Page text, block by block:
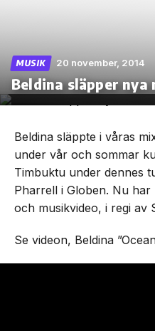
Skip
the
MUSIK 20 november, 2014
Beldina släpper nya
Beldina släppte i våras
under vår och sommar
Timbuktu under dennes
Pharrell i Globen. Nu har
och musikvideo, i regi av
Se videon, Beldina